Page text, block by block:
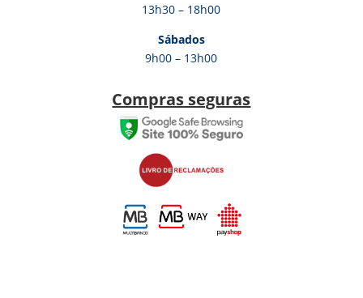
13h30 – 18h00
Sábados
9h00 – 13h00
Compras seguras